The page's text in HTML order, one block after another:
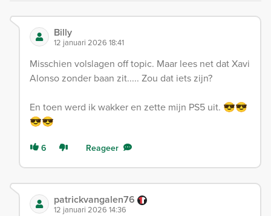
Billy
12 januari 2026 18:41
Misschien volslagen off topic. Maar lees net dat Xavi
Alonso zonder baan zit..... Zou dat iets zijn?
En toen werd ik wakker en zette mijn PS5 uit. 😎😎
😎😎
6 Reageer
patrickvangalen76
12 januari 2026 14:36